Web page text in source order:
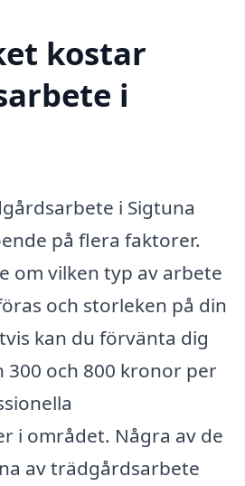
kostar
i
i Sigtuna
på flera faktorer.
om vilken typ av arbete
och storleken på din
kan du förvänta dig
300 och 800 kronor per
i området. Några av de
av trädgårdsarbete